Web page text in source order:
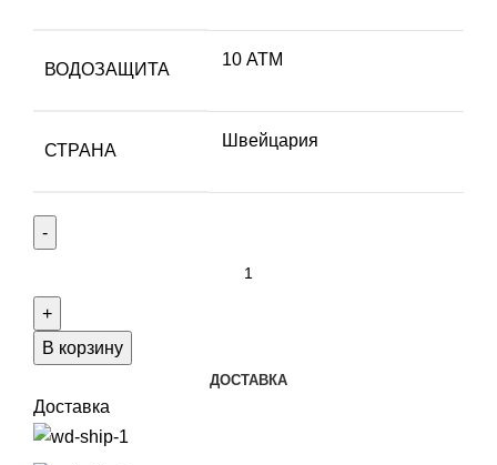
ВОДОЗАЩИТА
10 АТМ
СТРАНА
Швейцария
Jaguar
J1025/1
В корзину
ДОСТАВКА
Доставка